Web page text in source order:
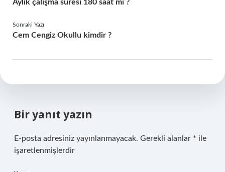
Aylık çalışma süresi 180 saat mi ?
Sonraki Yazı
Cem Cengiz Okullu kimdir ?
Bir yanıt yazın
E-posta adresiniz yayınlanmayacak. Gerekli alanlar * ile
işaretlenmişlerdir